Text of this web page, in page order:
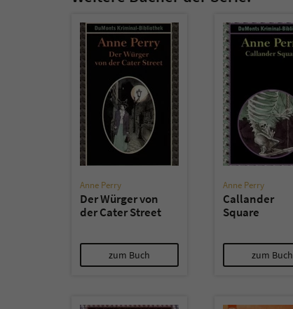
Anne Perry
Der Würger von
der Cater Street
zum Buch
Anne Perry
Callander
Square
zum Buch